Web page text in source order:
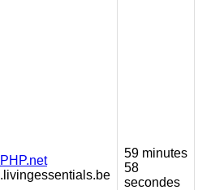
PHP.net
.livingessentials.be
59 minutes
58
secondes